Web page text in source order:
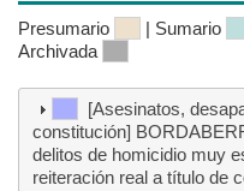
Presumario | Sumario
Archivada
[Asesinatos,
constitución]
delitos de homicidio muy
reiteración real a título de